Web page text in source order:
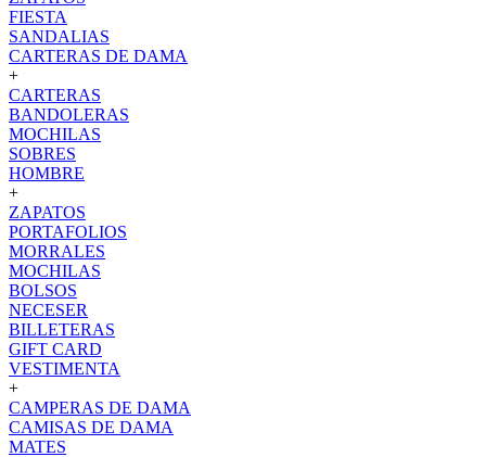
FIESTA
SANDALIAS
CARTERAS DE DAMA
+
CARTERAS
BANDOLERAS
MOCHILAS
SOBRES
HOMBRE
+
ZAPATOS
PORTAFOLIOS
MORRALES
MOCHILAS
BOLSOS
NECESER
BILLETERAS
GIFT CARD
VESTIMENTA
+
CAMPERAS DE DAMA
CAMISAS DE DAMA
MATES